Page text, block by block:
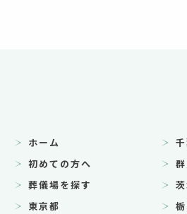
ホーム
初めての方へ
葬儀場を探す
東京都